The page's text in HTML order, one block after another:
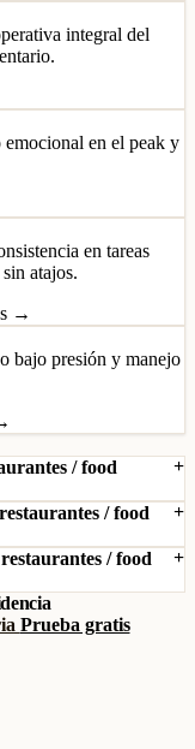
integral del
en el peak y
en tareas
atajos.
→
bajo presión y manejo
/ food
/ food
/ food
Prueba gratis